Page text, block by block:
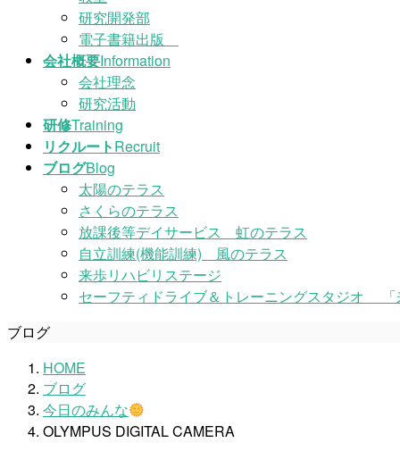
研究開発部
電子書籍出版
会社概要Information
会社理念
研究活動
研修Training
リクルートRecruit
ブログBlog
太陽のテラス
さくらのテラス
放課後等デイサービス 虹のテラス
自立訓練(機能訓練) 風のテラス
来歩リハビリステージ
セーフティドライブ＆トレーニングスタジオ 「
ブログ
HOME
ブログ
今日のみんな
OLYMPUS DIGITAL CAMERA